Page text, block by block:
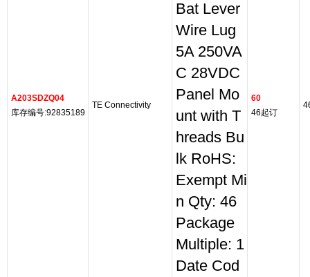
A203SDZQ04
库存编号:92835189
TE Connectivity
Bat Lever
Wire Lug
5A 250VA
C 28VDC
Panel Mo
unt with T
hreads Bu
lk RoHS:
Exempt Mi
n Qty: 46
Package
Multiple: 1
Date Cod
60
46起订